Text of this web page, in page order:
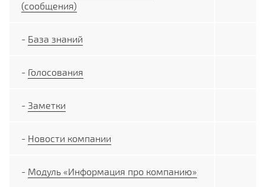
(сообщения)
- База знаний
- Голосования
- Заметки
- Новости компании
- Модуль «Информация про компанию»